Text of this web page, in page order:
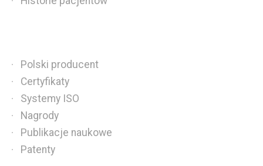
Polski producent
Certyfikaty
Systemy ISO
Nagrody
Publikacje naukowe
Patenty